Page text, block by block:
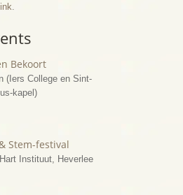
.
Bekoort
(Iers College en Sint-
kapel)
Stem-festival
Instituut, Heverlee